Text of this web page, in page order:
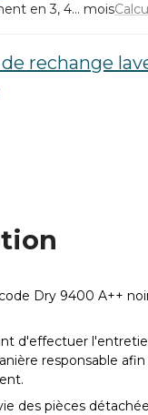
en 3, 4... mois
rechange
Dry 9400 A++
d'effectuer
responsable afin
des pièces